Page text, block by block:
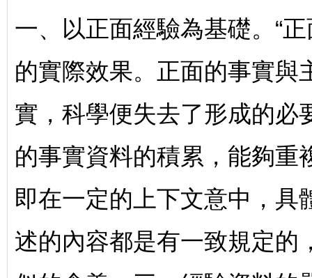
一、以正面經驗為基礎。“
的實際效果。正面的事實與
實，科學便失去了形成的必
的事實資料的積累，能夠重
即在一定的上下文意中，具
述的內容都是有一致規定的